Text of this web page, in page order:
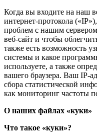
Когда вы входите на наш
интернет-протокола
проблем с нашим
веб-сайт и чтобы
также есть возможность
системы и какое
используете, а также
вашего браузера. Ваш IP-
сбора статистической
как мониторинг частоты
О наших файлах «куки»
Что такое «куки»?